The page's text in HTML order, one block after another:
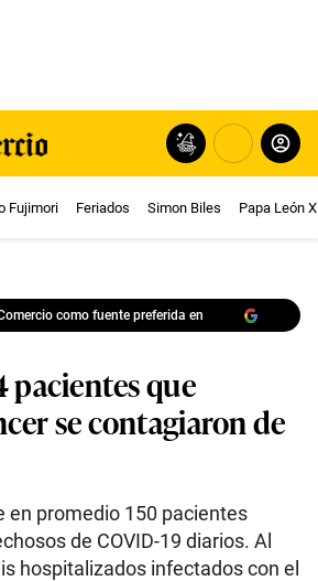
Fujimori Feriados Simon Biles Papa León
como fuente preferida en
pacientes que
se contagiaron de
en promedio 150 pacientes
de COVID-19 diarios. Al
hospitalizados infectados con el